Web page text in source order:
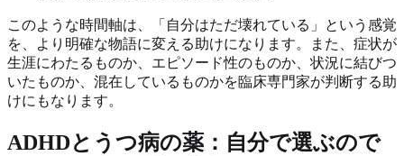
このような時間軸は、「自分はただ壊れている」という感覚
を、より明確な物語に変える助けになります。また、症状が
生涯にわたるものか、エピソード性のものか、状況に結びつ
いたものか、混在しているものかを臨床専門家が判断する助
けにもなります。
ADHDとうつ病の薬：自分で選ぶので